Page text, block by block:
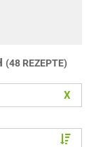
(48 REZEPTE)
X